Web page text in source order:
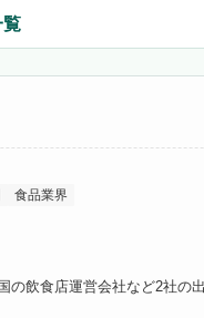
食品業界
の飲食店運営会社など2社の